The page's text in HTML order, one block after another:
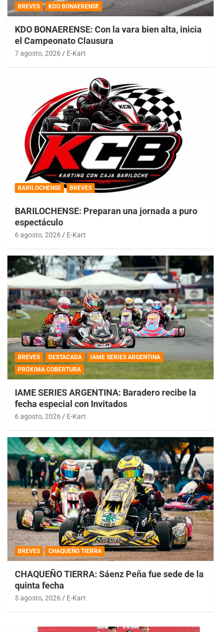
BREVES KDO BONAERENSE
KDO BONAERENSE: Con la vara bien alta, inicia
el Campeonato Clausura
7 agosto, 2026 E-Kart
BARILOCHENSE BREVES
BARILOCHENSE: Preparan una jornada a puro
espectáculo
6 agosto, 2026 E-Kart
BREVES DESTACADA
IAME SERIES ARGENTINA
PRÓXIMA COBERTURA
IAME SERIES ARGENTINA: Baradero recibe la
fecha especial con Invitados
6 agosto, 2026 E-Kart
BREVES CHAQUEÑO TIERRA
CHAQUEÑO TIERRA: Sáenz Peña fue sede de la
quinta fecha
5 agosto, 2026 E-Kart